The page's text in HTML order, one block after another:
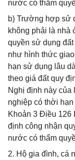
nước có thẩm
b) Trường hợp sử
không phải là nhà
quyền sử dụng
như hình thức
hạn sử dụng lâu
theo giá đất quy
Nghị định này của
nghiệp có thời
Khoản 3 Điều 126
định công nhận
nước có thẩm
2. Hộ gia đình, cá